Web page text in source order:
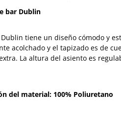
bar Dublin
tiene un diseño cómodo y
acolchado y el tapizado es de
La altura del asiento es
del material: 100% Poliuretano